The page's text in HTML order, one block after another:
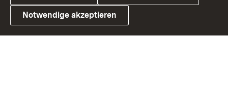
Link zum Landesportal
Notwendige akzeptieren